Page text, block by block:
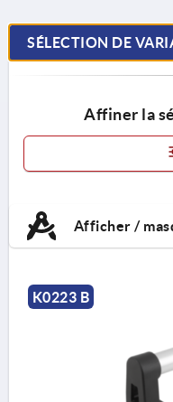
SÉLECTION DE
Affiner la
Afficher /
K0223 B